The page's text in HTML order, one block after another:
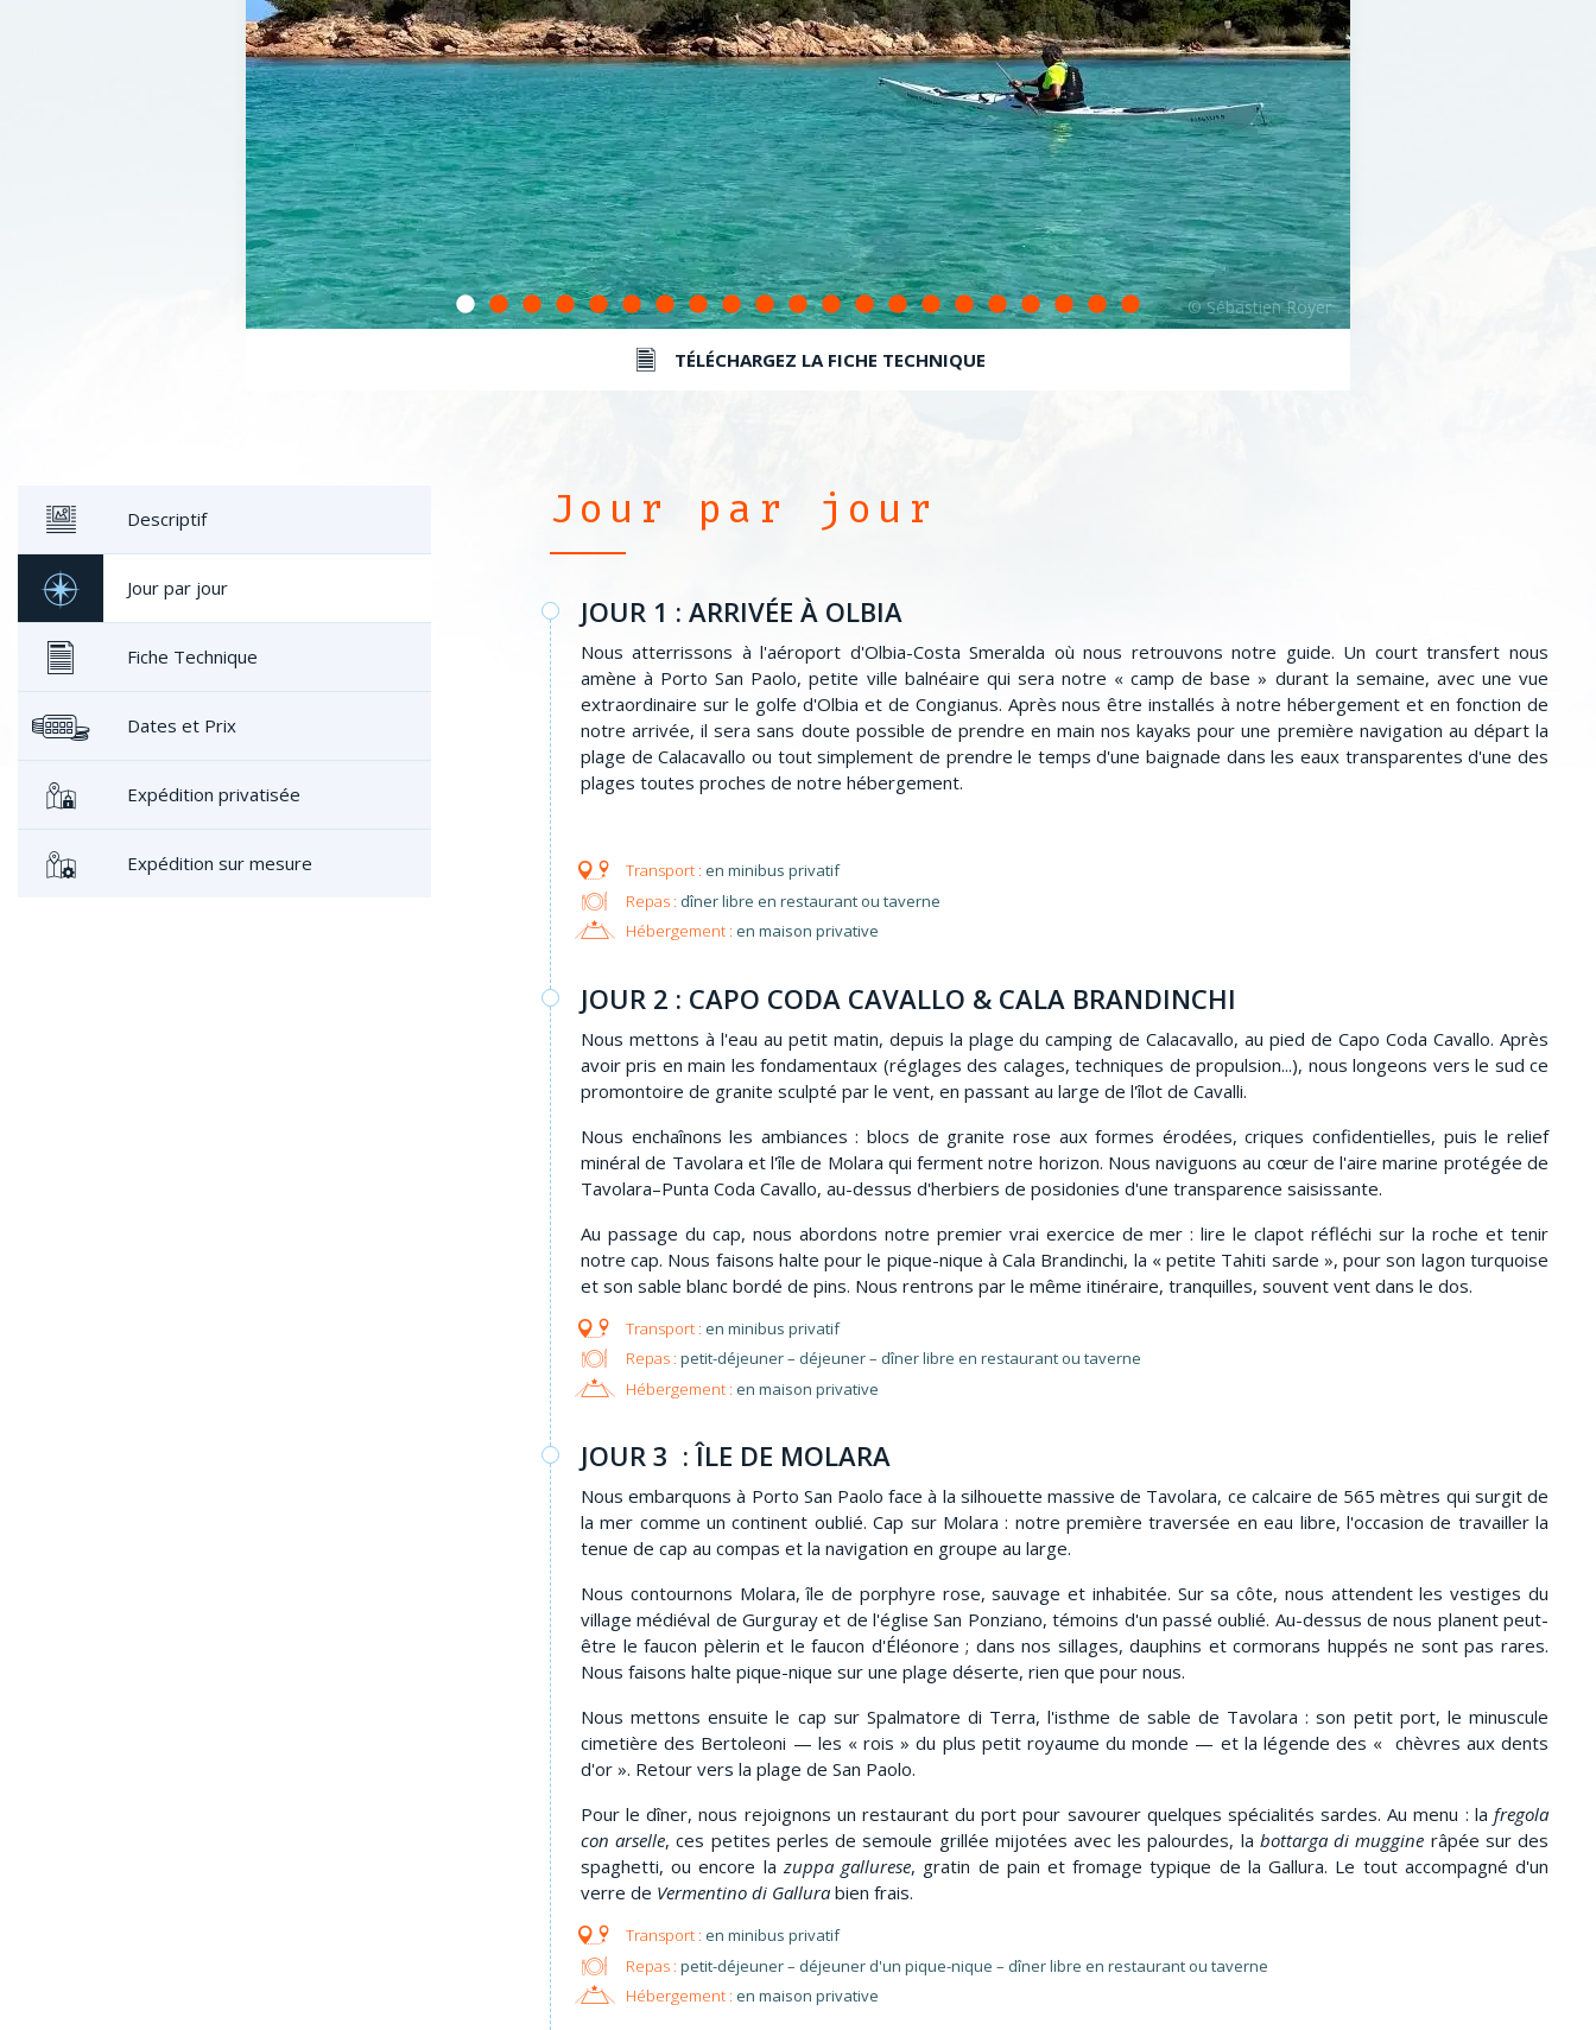
TÉLÉCHARGEZ LA FICHE TECHNIQUE
Descriptif
Jour par jour
Fiche Technique
Dates et Prix
Expédition privatisée
Expédition sur mesure
Jour par jour
JOUR 1 : ARRIVÉE À OLBIA
Nous atterrissons à l'aéroport d'Olbia-Costa Smeralda où nous retrouvons notre guide. Un court transfert nous
amène à Porto San Paolo, petite ville balnéaire qui sera notre « camp de base » durant la semaine, avec une vue
extraordinaire sur le golfe d'Olbia et de Congianus. Après nous être installés à notre hébergement et en fonction de
notre arrivée, il sera sans doute possible de prendre en main nos kayaks pour une première navigation au départ la
plage de Calacavallo ou tout simplement de prendre le temps d'une baignade dans les eaux transparentes d'une des
plages toutes proches de notre hébergement.
en minibus privatif
Repas : dîner libre en restaurant ou taverne
Hébergement : en maison privative
JOUR 2 : CAPO CODA CAVALLO & CALA BRANDINCHI
Nous mettons à l'eau au petit matin, depuis la plage du camping de Calacavallo, au pied de Capo Coda Cavallo. Après
avoir pris en main les fondamentaux (réglages des calages, techniques de propulsion...), nous longeons vers le sud ce
promontoire de granite sculpté par le vent, en passant au large de l'îlot de Cavalli.
Nous enchaînons les ambiances : blocs de granite rose aux formes érodées, criques confidentielles, puis le relief
minéral de Tavolara et l'île de Molara qui ferment notre horizon. Nous naviguons au cœur de l'aire marine protégée de
Tavolara–Punta Coda Cavallo, au-dessus d'herbiers de posidonies d'une transparence saisissante.
Au passage du cap, nous abordons notre premier vrai exercice de mer : lire le clapot réfléchi sur la roche et tenir
notre cap. Nous faisons halte pour le pique-nique à Cala Brandinchi, la « petite Tahiti sarde », pour son lagon turquoise
et son sable blanc bordé de pins. Nous rentrons par le même itinéraire, tranquilles, souvent vent dans le dos.
en minibus privatif
Repas : petit-déjeuner – déjeuner – dîner libre en restaurant ou taverne
Hébergement : en maison privative
JOUR 3 : ÎLE DE MOLARA
Nous embarquons à Porto San Paolo face à la silhouette massive de Tavolara, ce calcaire de 565 mètres qui surgit de
la mer comme un continent oublié. Cap sur Molara : notre première traversée en eau libre, l'occasion de travailler la
tenue de cap au compas et la navigation en groupe au large.
Nous contournons Molara, île de porphyre rose, sauvage et inhabitée. Sur sa côte, nous attendent les vestiges du
village médiéval de Gurguray et de l'église San Ponziano, témoins d'un passé oublié. Au-dessus de nous planent peut-
être le faucon pèlerin et le faucon d'Éléonore ; dans nos sillages, dauphins et cormorans huppés ne sont pas rares.
Nous faisons halte pique-nique sur une plage déserte, rien que pour nous.
Nous mettons ensuite le cap sur Spalmatore di Terra, l'isthme de sable de Tavolara : son petit port, le minuscule
cimetière des Bertoleoni — les « rois » du plus petit royaume du monde — et la légende des « chèvres aux dents
d'or ». Retour vers la plage de San Paolo.
Pour le dîner, nous rejoignons un restaurant du port pour savourer quelques spécialités sardes. Au menu : la fregola
con arselle, ces petites perles de semoule grillée mijotées avec les palourdes, la bottarga di muggine râpée sur des
spaghetti, ou encore lazuppa gallurese, gratin de pain et fromage typique de la Gallura. Le tout accompagné d'un
verre de Vermentino di Gallura bien frais.
en minibus privatif
Repas : petit-déjeuner – déjeuner d'un pique-nique – dîner libre en restaurant ou taverne
Hébergement : en maison privative